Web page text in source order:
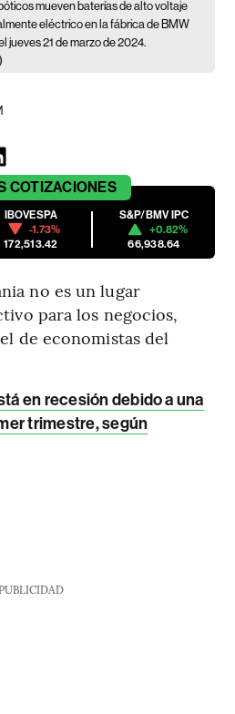
mueven baterías de alto voltaje
eléctrico en la fábrica de BMW
jueves 21 de marzo de 2024.
COTIZACIONES
IBOVESPA
-1.73%
172,513.42
S&P/BMV IPC
+0.82%
66,938.64
no es un lugar
para los negocios,
de economistas del
en recesión debido a una
trimestre, según